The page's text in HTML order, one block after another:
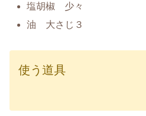
塩胡椒 少々
油 大さじ３
使う道具